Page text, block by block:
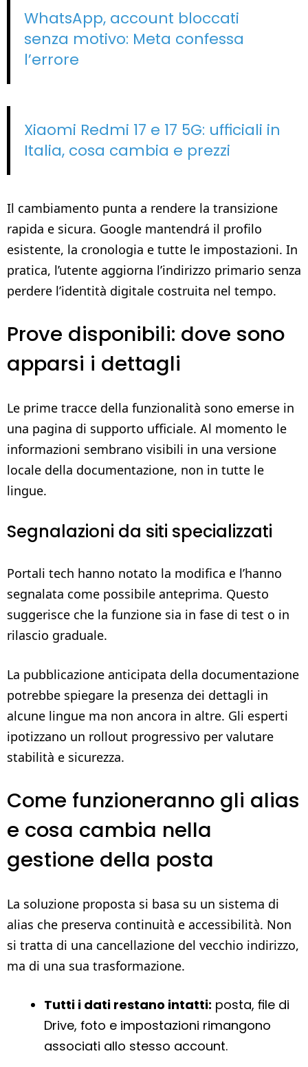
WhatsApp, account bloccati
senza motivo: Meta confessa
l’errore
Xiaomi Redmi 17 e 17 5G: ufficiali in
Italia, cosa cambia e prezzi
Il cambiamento punta a rendere la transizione
rapida e sicura. Google mantendrá il profilo
esistente, la cronologia e tutte le impostazioni. In
pratica, l’utente aggiorna l’indirizzo primario senza
perdere l’identità digitale costruita nel tempo.
Prove disponibili: dove sono
apparsi i dettagli
Le prime tracce della funzionalità sono emerse in
una pagina di supporto ufficiale. Al momento le
informazioni sembrano visibili in una versione
locale della documentazione, non in tutte le
lingue.
Segnalazioni da siti specializzati
Portali tech hanno notato la modifica e l’hanno
segnalata come possibile anteprima. Questo
suggerisce che la funzione sia in fase di test o in
rilascio graduale.
La pubblicazione anticipata della documentazione
potrebbe spiegare la presenza dei dettagli in
alcune lingue ma non ancora in altre. Gli esperti
ipotizzano un rollout progressivo per valutare
stabilità e sicurezza.
Come funzioneranno gli alias
e cosa cambia nella
gestione della posta
La soluzione proposta si basa su un sistema di
alias che preserva continuità e accessibilità. Non
si tratta di una cancellazione del vecchio indirizzo,
ma di una sua trasformazione.
Tutti i dati restano intatti: posta, file di
Drive, foto e impostazioni rimangono
associati allo stesso account.